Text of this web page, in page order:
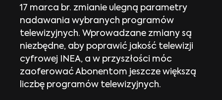
17 marca br. zmianie ulegną parametry
nadawania wybranych programów
telewizyjnych. Wprowadzane zmiany są
niezbędne, aby poprawić jakość telewizji
cyfrowej INEA, a w przyszłości móc
zaoferować Abonentom jeszcze większą
liczbę programów telewizyjnych.